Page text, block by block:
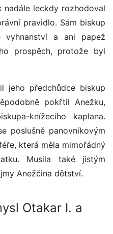
nadále leckdy rozhodoval
pravidlo. Sám biskup
vyhnanství a ani papež
prospěch, protože byl
jeho předchůdce biskup
pokřtil Anežku,
knížecího kaplana.
poslušně panovníkovým
která měla mimořádný
Musila také jistým
Anežčina dětství.
Otakar I. a